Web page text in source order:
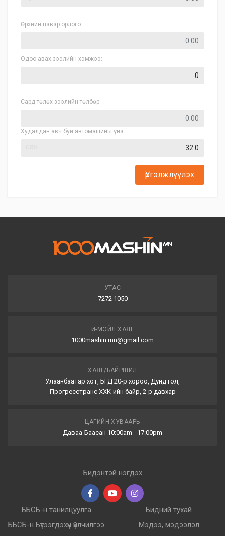
Өрхийн цэвэр орлого:
Одоо авах зээлийн хэмжээ:
Сард төлөх зээлийн төлбөр:
Худалдан авч буй автомашины үнэ:
Үргэлжлүүлэх
УТАС
7272 1050
И-МЭЙЛ ХАЯГ
1000mashin.mn@gmail.com
ХАЯГ/БАЙРШИЛ
Улаанбаатар хот, БГД 20-р хороо, Дунд гол,
Прогресстранс ХХК-ийн байр, 2-р давхар
ЦАГИЙН ХУВААРЬ
Даваа-Баасан 10:00am - 17:00pm
Бидэнтэй нэгдэх
ББСБ-н танилцуулга
ББСБ-н Бүтээгдэхүүн үйлчилгээ
Бидний тухай
Мэдээ, мэдээлэл